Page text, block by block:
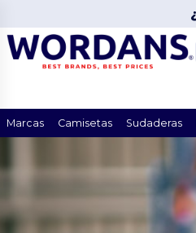
Marcas Camisetas Sudaderas